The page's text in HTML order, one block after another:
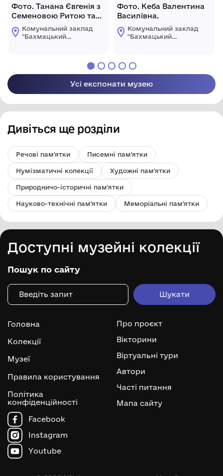
Фото. Танана Євгенія з
Семеновою Ритою та
сином.
Комунальний заклад
"Бахмацький
Бахмацької міської
Фото. Кеба Валентина
Василівна.
Комунальний заклад
"Бахмацький
Яременка"
Бахмацької міської
ради
Усі експонати музею
Дивіться ще розділи
Речові пам'ятки Писемні пам'ятки
Нумізматичні колекції Художні пам'ятки
Природничо-історичні пам'ятки
Науково-технічні пам'ятки Меморіальні пам'ятки
Доступні музейні колекції
Пошук по сайту
Головна
Колекції
Музеї
Правила користування
Політика
конфіденційності
Про проєкт
Вікторини
Віртуальні тури
Автори
Часті питання
Мапа сайту
Facebook
Instagram
Youtube